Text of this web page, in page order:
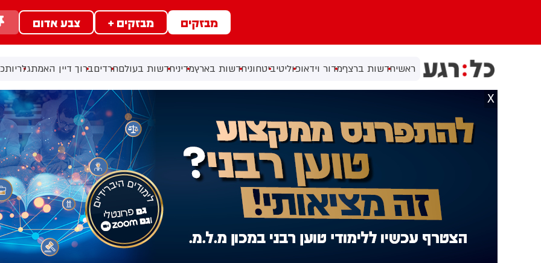
מבזקים מבזקים + צבע אדום
ראשיחדשות ברצףמדור וידאופוליטיביטחוניחדשות בארץמדיניחדשות בעולםחרדיםברוך דיין האמתגלריות
X